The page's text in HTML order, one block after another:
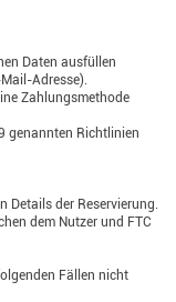
Daten ausfüllen
Adresse).
Zahlungsmethode
genannten Richtlinien
Details der Reservierung.
dem Nutzer und FTC
Fällen nicht